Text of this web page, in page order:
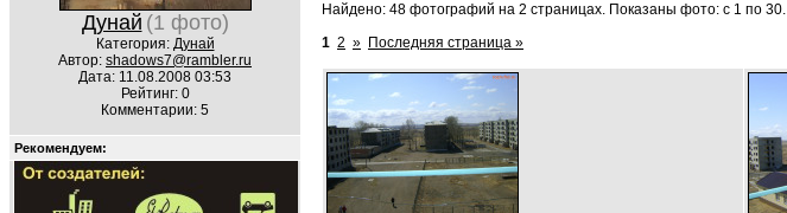
Дунай (1 фото)
Категория: Дунай
Автор: shadows7@rambler.ru
Дата: 11.08.2008 03:53
Рейтинг: 0
Комментарии: 5
Рекомендуем:
Найдено: 48 фотографий на 2 страницах. Показаны фото: с 1 по 30.
1 2 » Последняя страница »